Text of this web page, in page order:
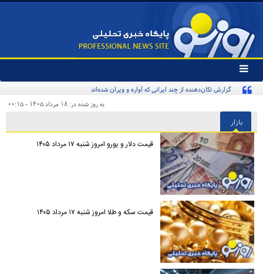
تغییر
وضعیت
منوی
ها
گزارش تکان‌دهنده از چند ایرانی که آواره و ویران شده‌اند
به روز شده در: ۱۸ مرداد ۱۴۰۵ - ۰۰:۱۵
بازار
قیمت دلار و یورو امروز شنبه ۱۷ مرداد ۱۴۰۵
قیمت سکه و طلا امروز شنبه ۱۷ مرداد ۱۴۰۵